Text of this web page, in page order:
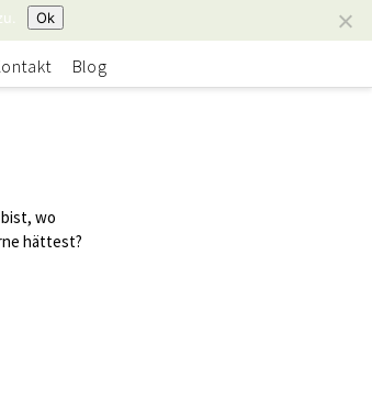
Blog
wo
hättest?
Ok